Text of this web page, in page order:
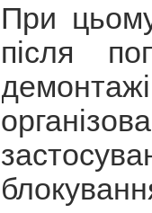
При
після